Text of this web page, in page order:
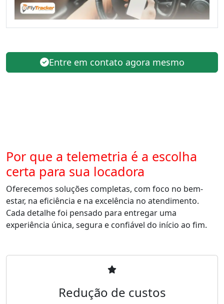
Entre em contato agora mesmo
Por que a telemetria é a escolha
certa para sua locadora
Oferecemos soluções completas, com foco no bem-
estar, na eficiência e na excelência no atendimento.
Cada detalhe foi pensado para entregar uma
experiência única, segura e confiável do início ao fim.
Redução de custos